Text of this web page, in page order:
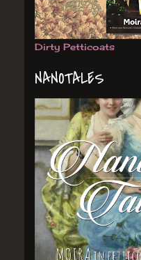
Dirty Petticoats
NANOTALES